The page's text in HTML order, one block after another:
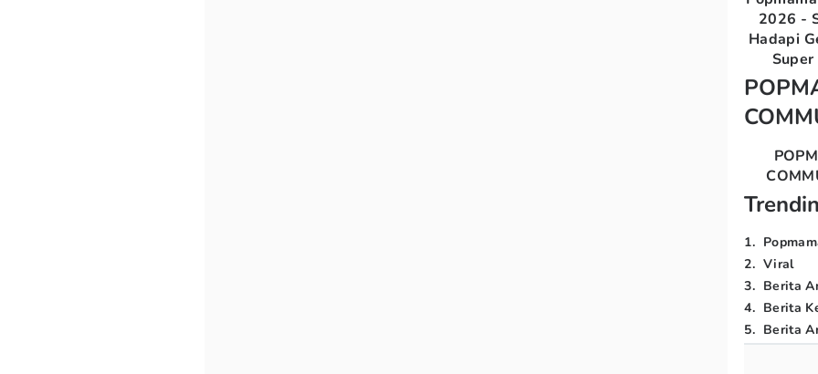
2026 -
Hadapi
1.
2. Viral
3. Berita
4. Berita
5. Berita